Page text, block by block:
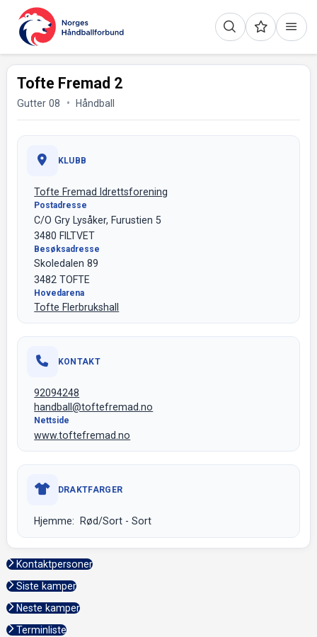
Tofte Fremad 2
Gutter 08 Håndball
KLUBB
Tofte Fremad Idrettsforening
Postadresse
C/O Gry Lysåker, Furustien 5
3480 FILTVET
Besøksadresse
Skoledalen 89
3482 TOFTE
Hovedarena
Tofte Flerbrukshall
KONTAKT
92094248
handball@toftefremad.no
Nettside
www.toftefremad.no
DRAKTFARGER
Hjemme: Rød/Sort - Sort
Kontaktpersoner
Siste kamper
Neste kamper
Terminliste